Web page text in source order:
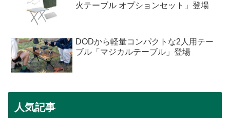
火テーブル オプションセット」登場
DODから軽量コンパクトな2人用テー
ブル「マジカルテーブル」登場
人気記事